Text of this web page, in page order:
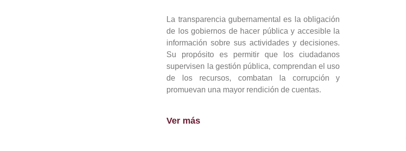
La transparencia gubernamental es la obligación
de los gobiernos de hacer pública y accesible la
información sobre sus actividades y decisiones.
Su propósito es permitir que los ciudadanos
supervisen la gestión pública, comprendan el uso
de los recursos, combatan la corrupción y
promuevan una mayor rendición de cuentas.
Ver más